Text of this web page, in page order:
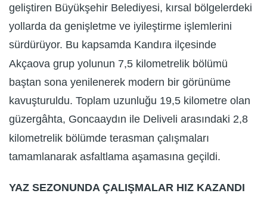
geliştiren Büyükşehir Belediyesi, kırsal bölgelerdeki
yollarda da genişletme ve iyileştirme işlemlerini
sürdürüyor. Bu kapsamda Kandıra ilçesinde
Akçaova grup yolunun 7,5 kilometrelik bölümü
baştan sona yenilenerek modern bir görünüme
kavuşturuldu. Toplam uzunluğu 19,5 kilometre olan
güzergâhta, Goncaaydın ile Deliveli arasındaki 2,8
kilometrelik bölümde terasman çalışmaları
tamamlanarak asfaltlama aşamasına geçildi.
YAZ SEZONUNDA ÇALIŞMALAR HIZ KAZANDI